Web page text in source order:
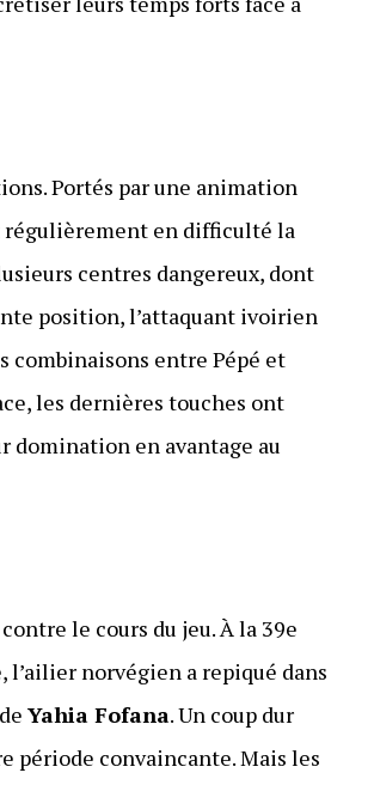
Portés par une animation
régulièrement en difficulté la
centres dangereux, dont
position, l’attaquant ivoirien
combinaisons entre Pépé et
les dernières touches ont
domination en avantage au
le cours du jeu. À la 39e
l’ailier norvégien a repiqué dans
Yahia Fofana. Un coup dur
période convaincante. Mais les